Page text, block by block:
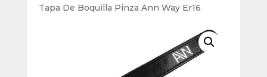
Tapa De Boquilla Pinza Ann Way Er16